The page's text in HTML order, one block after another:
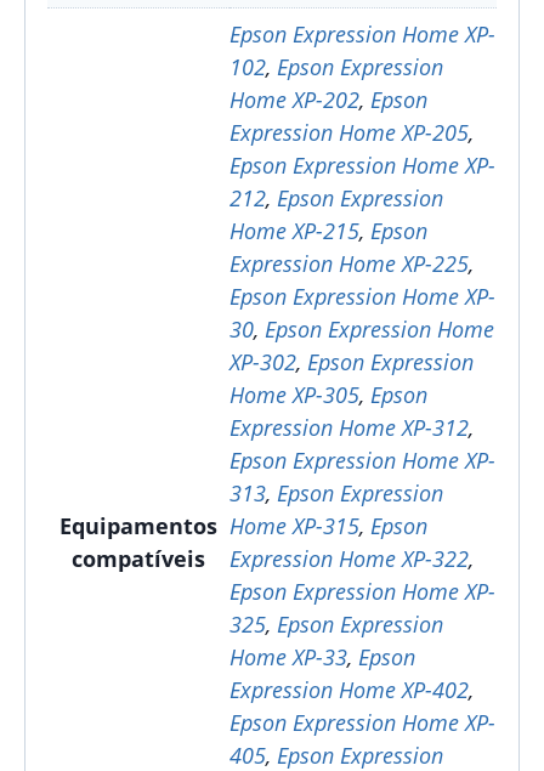
Equipamentos
compatíveis
Epson Expression Home XP-
102, Epson Expression
Home XP-202, Epson
Expression Home XP-205,
Epson Expression Home XP-
212, Epson Expression
Home XP-215, Epson
Expression Home XP-225,
Epson Expression Home XP-
30, Epson Expression Home
XP-302, Epson Expression
Home XP-305, Epson
Expression Home XP-312,
Epson Expression Home XP-
313, Epson Expression
Home XP-315, Epson
Expression Home XP-322,
Epson Expression Home XP-
325, Epson Expression
Home XP-33, Epson
Expression Home XP-402,
Epson Expression Home XP-
405, Epson Expression